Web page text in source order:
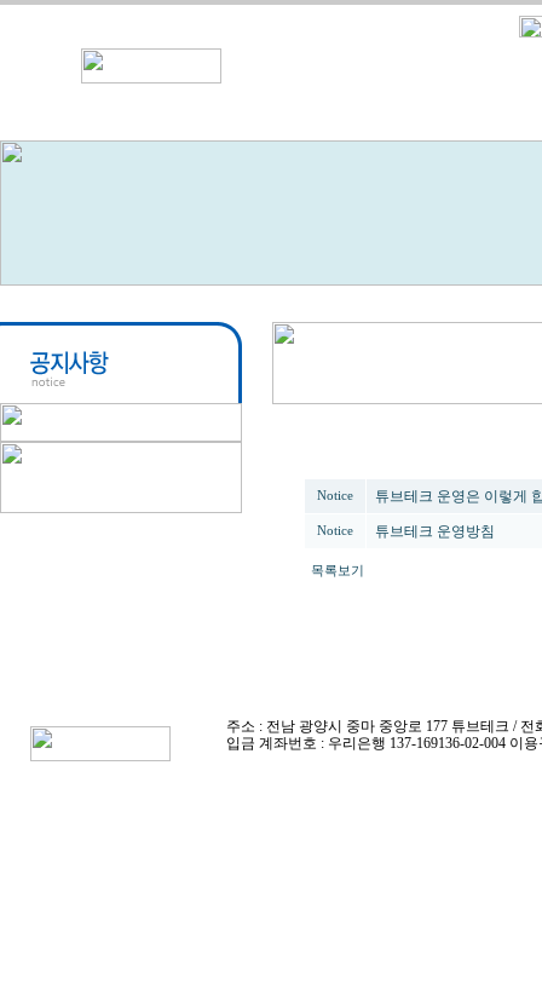
Notice 튜브테크 운영은 이렇게
Notice 튜브테크 운영방침
목록보기
주소 : 전남 광양시 중마 중앙로 177 튜브테크 / 전
입금 계좌번호 : 우리은행 137-169136-02-004 이용